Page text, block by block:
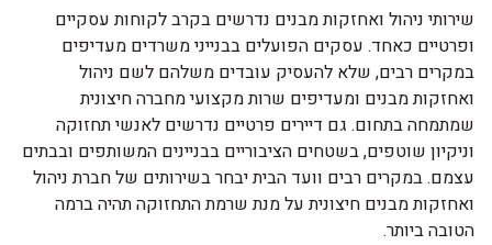
שירותי ניהול ואחזקות מבנים נדרשים בקרב לקוחות עסקיים
ופרטיים כאחד. עסקים הפועלים בבנייני משרדים מעדיפים
במקרים רבים, שלא להעסיק עובדים משלהם לשם ניהול
ואחזקות מבנים ומעדיפים שרות מקצועי מחברה חיצונית
שמתמחה בתחום. גם דיירים פרטיים נדרשים לאנשי תחזוקה
וניקיון שוטפים, בשטחים הציבוריים בבניינים המשותפים ובבתים
עצמם. במקרים רבים וועד הבית יבחר בשירותים של חברת ניהול
ואחזקות מבנים חיצונית על מנת שרמת התחזוקה תהיה ברמה
הטובה ביותר.